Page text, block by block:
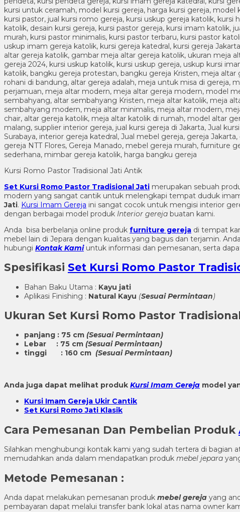
Kursi Romo Pastor Tradisional Jati Antik
Set Kursi Romo Pastor Tradisional Jati merupakan sebuah
modern yang sangat cantik untuk melengkapi tempat duduk
Jati. Kursi Imam Gereja ini sangat cocok untuk mengisi interior
dengan berbagai model produk Interior gereja buatan kami.
Anda bisa berbelanja online produk furniture gereja di tempat
mebel lain di Jepara dengan kualitas yang bagus dan terjamin.
hubungi Kontak Kamiuntuk informasi dan pemesanan, serta
Spesifikasi Set Kursi Romo Pastor
Bahan Baku Utama : Kayu jati
Aplikasi Finishing : Natural Kayu (Sesuai Permintaan)
Ukuran Set Kursi Romo Pastor
panjang : 75 cm (Sesuai Permintaan)
Lebar : 75 cm (Sesuai Permintaan)
tinggi : 160 cm (Sesuai Permintaan)
Anda juga dapat melihat produk Kursi Imam Gereja model
Kursi Imam Gereja Ukir Cantik
Set Kursi Romo Jati Klasik
Cara Pemesanan Dan Pembelian Produk
Silahkan menghubungi kontak kami yang sudah tertera di bagian
memudahkan anda dalam mendapatkan produk mebel jepara
Metode Pemesanan :
Anda dapat melakukan pemesanan produk mebel gereja yang
pembayaran dapat melalui transfer bank lokal atas nama owner